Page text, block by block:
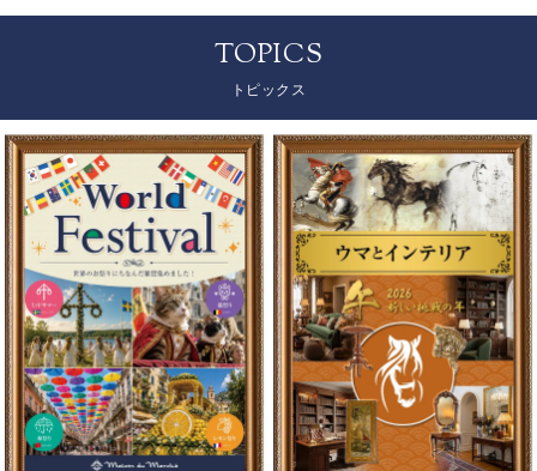
TOPICS
トピックス